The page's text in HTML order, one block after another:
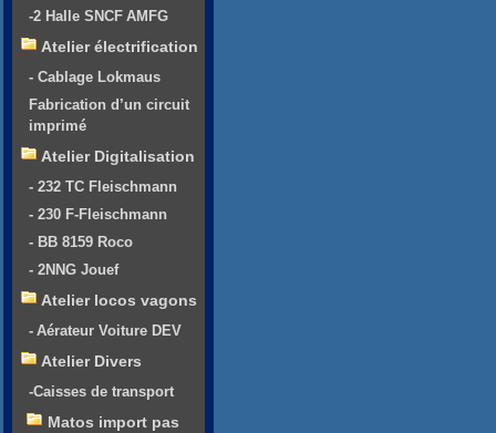
-2 Halle SNCF AMFG
Atelier électrification
- Cablage Lokmaus
Fabrication d’un circuit
imprimé
Atelier Digitalisation
- 232 TC Fleischmann
- 230 F-Fleischmann
- BB 8159 Roco
- 2NNG Jouef
Atelier locos vagons
- Aérateur Voiture DEV
Atelier Divers
-Caisses de transport
Matos import pas